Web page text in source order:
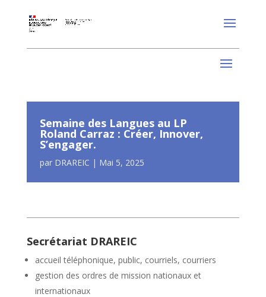
Semaine des Langues au LP
Roland Carraz : Créer, Innover,
S’engager.
par DRAREIC | Mai 5, 2025
Secrétariat DRAREIC
accueil téléphonique, public, courriels, courriers
gestion des ordres de mission nationaux et
internationaux